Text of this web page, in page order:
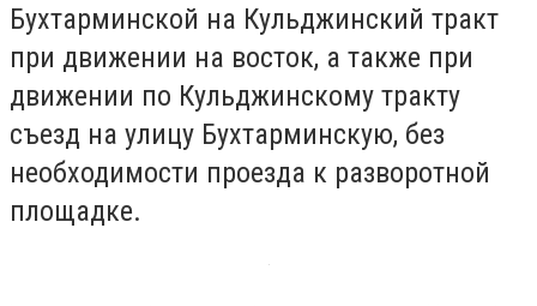
Бухтарминской на Кульджинский тракт
при движении на восток, а также при
движении по Кульджинскому тракту
съезд на улицу Бухтарминскую, без
необходимости проезда к разворотной
площадке.